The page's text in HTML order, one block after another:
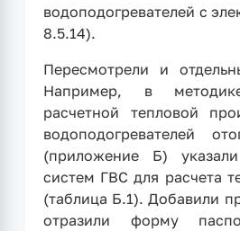
водоподогревателей с
8.5.14).
Пересмотрели и
Например, в
расчетной тепловой
водоподогревателей
(приложение Б)
систем ГВС для расчета
(таблица Б.1). Добавили
отразили форму